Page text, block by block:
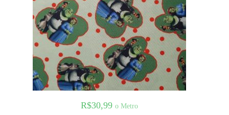
R$30,99 o Metro